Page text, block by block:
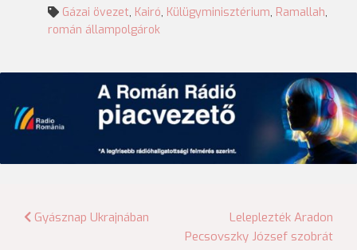
Gázai övezet, Kairó, Külügyminisztérium, Ramallah,
román állampolgárok
Bejegyzés
Gyásznap Ukrajnában
Leleplezték Aradon
Pecsovszky József szobrát